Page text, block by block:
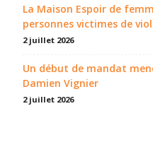
La Maison Espoir de
personnes victimes de
2 juillet 2026
Un début de mandat
Damien Vignier
2 juillet 2026